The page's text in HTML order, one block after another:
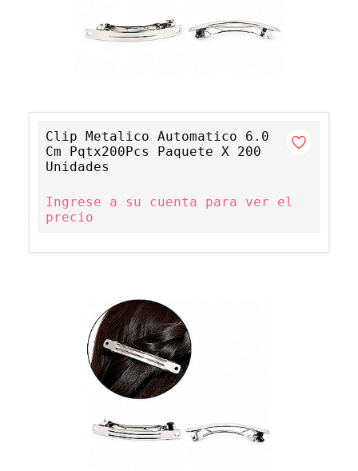
Clip Metalico Automatico 6.0
Cm Pqtx200Pcs Paquete X 200
Unidades
Ingrese a su cuenta para ver el
precio